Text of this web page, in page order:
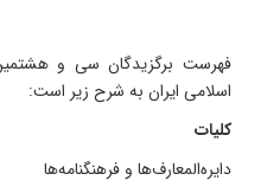
فهرست برگزیدگان سی و
اسلامی ایران به شرح زیر است:
کلیات
دایره‌المعارف‌ها و فرهنگنامه‌ها